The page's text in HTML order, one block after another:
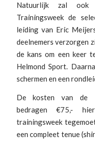
Natuurlijk zal ook
Trainingsweek de
leiding van Eric
deelnemers verzorgen
de kans om een keer
Helmond Sport.
schermen en een
De kosten van de
bedragen €75,-
trainingsweek
een compleet tenue